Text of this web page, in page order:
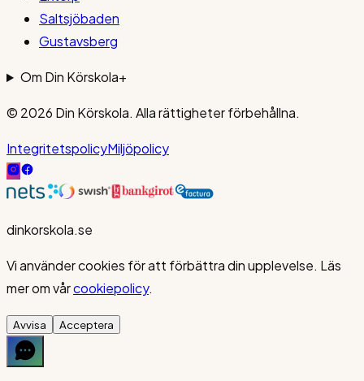
Saltsjöbaden
Gustavsberg
Om Din Körskola+
© 2026 Din Körskola. Alla rättigheter förbehållna.
IntegritetspolicyMiljöpolicy
dinkorskola.se
Vi använder cookies för att förbättra din upplevelse. Läs
mer om vårcookiepolicy.
Avvisa Acceptera